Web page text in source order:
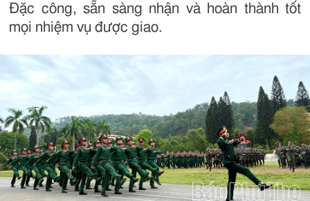
Đặc công, sẵn sàng nhận và hoàn thành tốt
mọi nhiệm vụ được giao.